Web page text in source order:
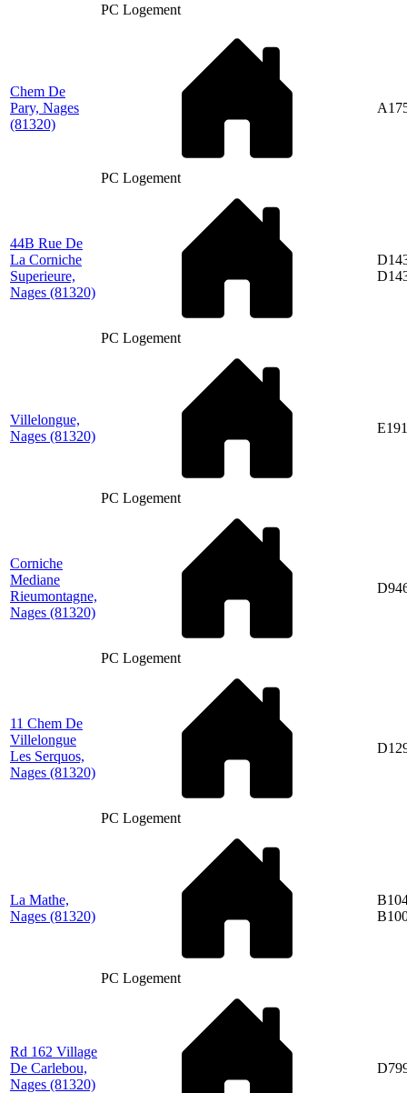
PC Logement
Chem De
Pary, Nages
(81320)
PC Logement
44B Rue De
La Corniche
Superieure,
Nages (81320)
PC Logement
Villelongue,
Nages (81320)
PC Logement
Corniche
Mediane
Rieumontagne,
Nages (81320)
PC Logement
11 Chem De
Villelongue
Les Serquos,
Nages (81320)
PC Logement
La Mathe,
Nages (81320)
PC Logement
Rd 162 Village
De Carlebou,
Nages (81320)